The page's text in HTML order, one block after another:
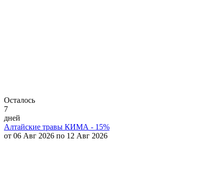
Осталось
7
дней
Алтайские травы КИМА - 15%
от 06 Авг 2026 по 12 Авг 2026